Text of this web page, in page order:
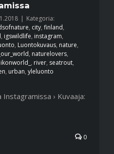
| Kategoria:
, city, finland,
, igswildlife, instagram,
, Luontokuvaus, nature,
, naturelovers,
, river, seatrout,
, urban, yleluonto
Instagramissa › Kuvaaja:
0